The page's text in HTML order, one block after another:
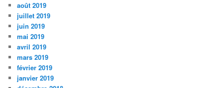
août 2019
juillet 2019
juin 2019
mai 2019
avril 2019
mars 2019
février 2019
janvier 2019